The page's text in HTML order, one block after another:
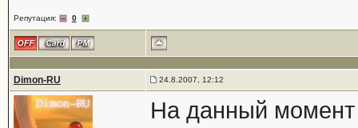
Репутация: 0
Dimon-RU 24.8.2007, 12:12
На данный момент